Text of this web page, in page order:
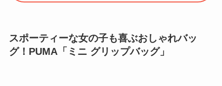
スポーティーな女の子も喜ぶおしゃれバッ
グ！PUMA「ミニ グリップバッグ」